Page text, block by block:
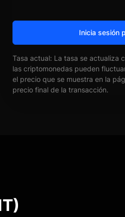
Inicia sesión
Tasa actual: La tasa se actualiza
las criptomonedas pueden
el precio que se muestra en la
precio final de la transacción.